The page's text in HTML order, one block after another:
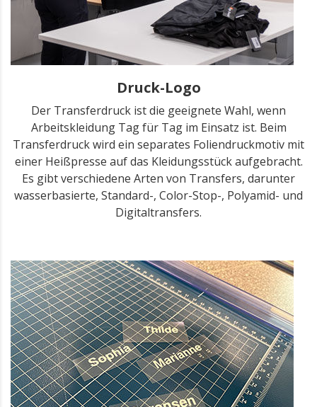
Druck-Logo
Der Transferdruck ist die geeignete Wahl, wenn
Arbeitskleidung Tag für Tag im Einsatz ist. Beim
Transferdruck wird ein separates Foliendruckmotiv mit
einer Heißpresse auf das Kleidungsstück aufgebracht.
Es gibt verschiedene Arten von Transfers, darunter
wasserbasierte, Standard-, Color-Stop-, Polyamid- und
Digitaltransfers.